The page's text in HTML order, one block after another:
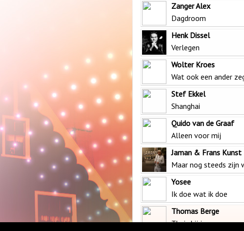
Zanger Alex
Dagdroom
Henk Dissel
Verlegen
Wolter Kroes
Wat ook een ander
Stef Ekkel
Shanghai
Quido van de Graaf
Alleen voor mij
Jaman & Frans Kunst
Maar nog steeds zijn
Yosee
Ik doe wat ik doe
Thomas Berge
Thuis bij jou